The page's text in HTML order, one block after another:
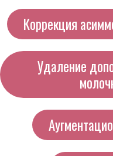
Коррекция
Удаление